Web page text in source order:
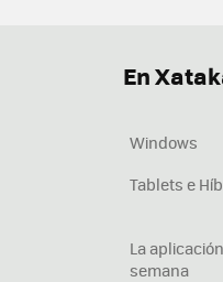
En
Windows
Tablets e
La
semana